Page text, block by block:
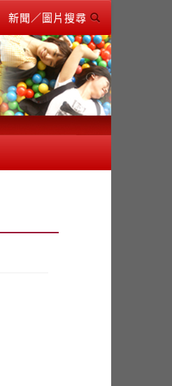
新聞／圖片搜尋